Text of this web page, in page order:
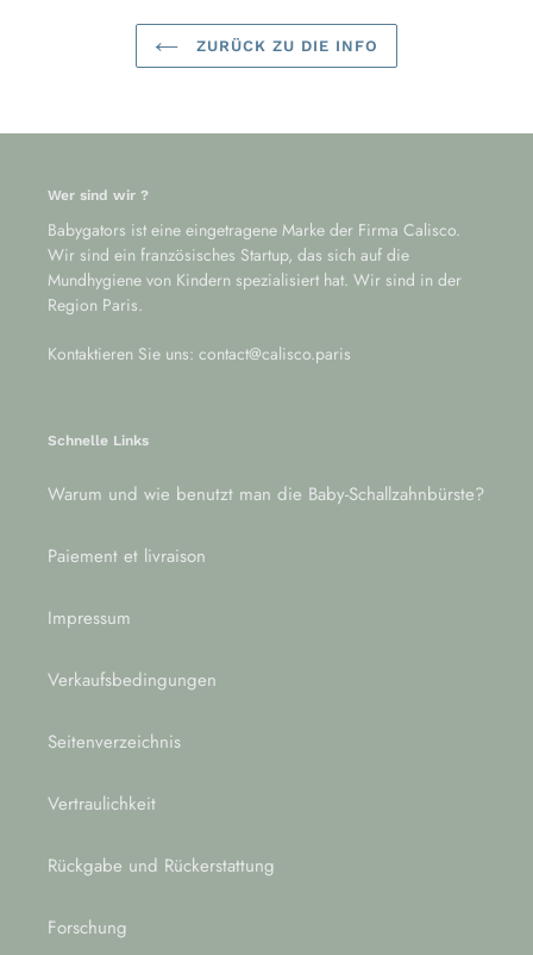
ZURÜCK ZU DIE INFO
Wer sind wir ?
Babygators ist eine eingetragene Marke der Firma Calisco.
Wir sind ein französisches Startup, das sich auf die
Mundhygiene von Kindern spezialisiert hat. Wir sind in der
Region Paris.
Kontaktieren Sie uns: contact@calisco.paris
Schnelle Links
Warum und wie benutzt man die Baby-Schallzahnbürste?
Paiement et livraison
Impressum
Verkaufsbedingungen
Seitenverzeichnis
Vertraulichkeit
Rückgabe und Rückerstattung
Forschung